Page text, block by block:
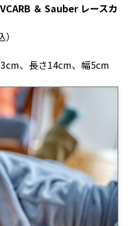
＆ Sauber レースカ
、長さ14cm、幅5cm